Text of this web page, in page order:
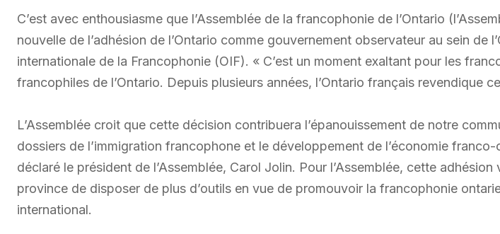
C’est avec enthousiasme que l’Assemblée de la francophonie de l’Ontario
nouvelle de l’adhésion de l’Ontario comme gouvernement observateur au sein de
internationale de la Francophonie (OIF). « C’est un moment exaltant pour les
francophiles de l’Ontario. Depuis plusieurs années, l’Ontario français revendique
L’Assemblée croit que cette décision contribuera l’épanouissement de notre
dossiers de l’immigration francophone et le développement de l’économie franco-
déclaré le président de l’Assemblée, Carol Jolin. Pour l’Assemblée, cette adhésion
province de disposer de plus d’outils en vue de promouvoir la francophonie
international.